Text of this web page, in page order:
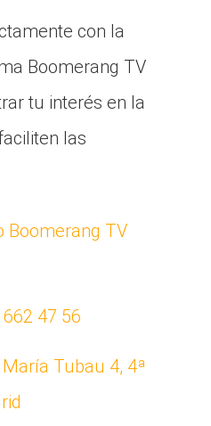
con la
Boomerang TV
tu interés en la
las
Boomerang TV
47 56
Tubau 4, 4ª